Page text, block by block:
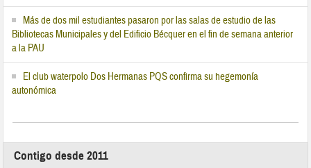
Más de dos mil estudiantes pasaron por las salas de estudio de las
Bibliotecas Municipales y del Edificio Bécquer en el fin de semana anterior
a la PAU
El club waterpolo Dos Hermanas PQS confirma su hegemonía
autonómica
Contigo desde 2011